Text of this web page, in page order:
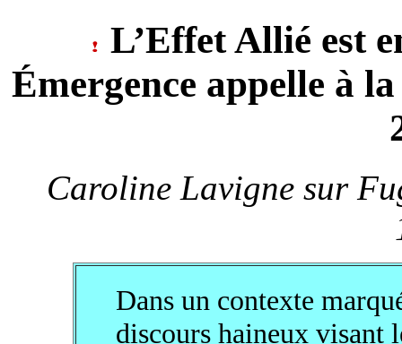
L’Effet Allié est
Émergence appelle à
Caroline Lavigne sur
Dans un contexte
discours haineux visant